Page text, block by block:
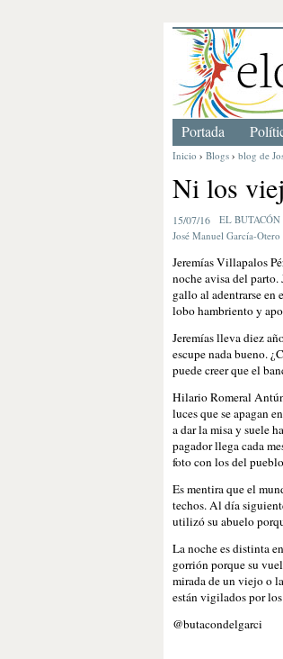
Inicio › Blogs › blog de
Ni los
15/07/16
EL
José Manuel García-Otero
Jeremías Villapalos
noche avisa del parto.
gallo al adentrarse en
lobo hambriento y
Jeremías lleva diez
escupe nada bueno.
puede creer que el
Hilario Romeral
luces que se apagan
a dar la misa y suele
pagador llega cada
foto con los del
Es mentira que el
techos. Al día
utilizó su abuelo
La noche es distinta
gorrión porque su
mirada de un viejo o
están vigilados por
@butacondelgarci
Portada